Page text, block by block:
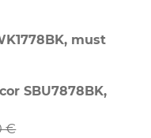
must
SBU7878BK,
€